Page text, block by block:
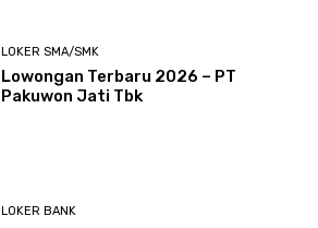
LOKER SMA/SMK
Lowongan Terbaru 2026 – PT
Pakuwon Jati Tbk
LOKER BANK